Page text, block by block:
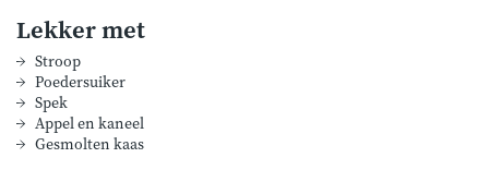
Lekker met
Stroop
Poedersuiker
Spek
Appel en kaneel
Gesmolten kaas